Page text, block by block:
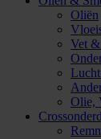
Oliën
Vet
Olie,